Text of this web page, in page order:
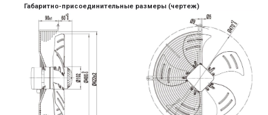
Габаритно-присоединительные размеры (чертеж)